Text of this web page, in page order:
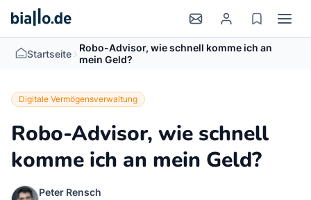
Startseite > Robo-Advisor, wie schnell komme ich an
mein Geld?
Digitale Vermögensverwaltung
Robo-Advisor, wie schnell
komme ich an mein Geld?
Peter Rensch